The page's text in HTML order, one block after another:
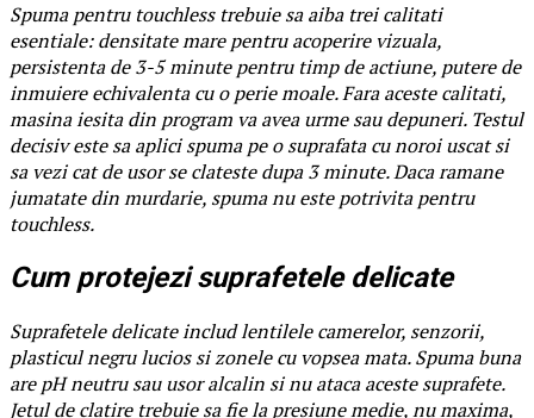
Spuma pentru touchless trebuie sa aiba trei calitati
esentiale: densitate mare pentru acoperire vizuala,
persistenta de 3-5 minute pentru timp de actiune, putere de
inmuiere echivalenta cu o perie moale. Fara aceste calitati,
masina iesita din program va avea urme sau depuneri. Testul
decisiv este sa aplici spuma pe o suprafata cu noroi uscat si
sa vezi cat de usor se clateste dupa 3 minute. Daca ramane
jumatate din murdarie, spuma nu este potrivita pentru
touchless.
Cum protejezi suprafetele delicate
Suprafetele delicate includ lentilele camerelor, senzorii,
plasticul negru lucios si zonele cu vopsea mata. Spuma buna
are pH neutru sau usor alcalin si nu ataca aceste suprafete.
Jetul de clatire trebuie sa fie la presiune medie, nu maxima,